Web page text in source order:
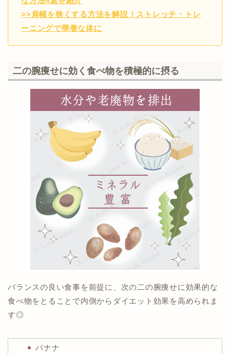
チ方法はこちら
>>二の腕ねじりのダイエット方法はこちら
はこちら
>>二の腕のむくみ解消方法はこちら
>>肩幅を狭くする方法を解説！ストレッチ・トレ
ーニングで華奢な体に
二の腕痩せに効く食べ物を積極的に摂る
バランスの良い食事を前提に、次の二の腕痩せに効果的な
食べ物をとることで内側からダイエット効果を高められま
す◎
バナナ